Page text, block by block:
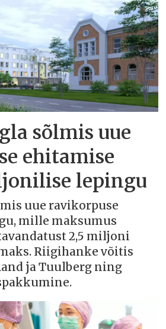
sõlmis uue
ehitamise
lepingu
uue ravikorpuse
mille maksumus
2,5 miljoni
Riigihanke võitis
ja Tuulberg ning